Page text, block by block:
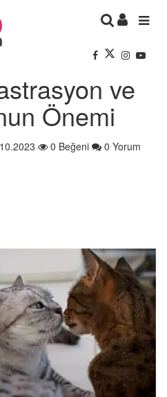
ve
Önemi
0 Beğeni 0 Yorum